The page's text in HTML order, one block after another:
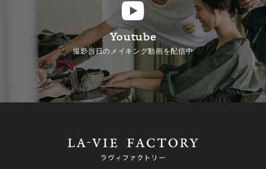
Youtube
撮影当日のメイキング動画を配信中